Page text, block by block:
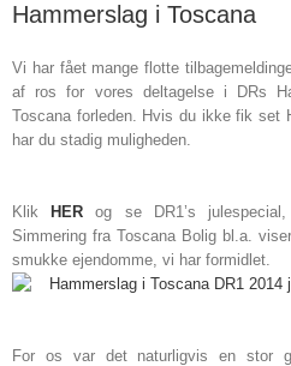
Hammerslag i Toscana
Vi har fået mange flotte
af ros for vores deltagelse i DRs
Toscana forleden. Hvis du ikke fik set
har du stadig muligheden.
Klik HER og se DR1’s
Simmering fra Toscana Bolig bl.a.
smukke ejendomme, vi har formidlet.
For os var det naturligvis en stor